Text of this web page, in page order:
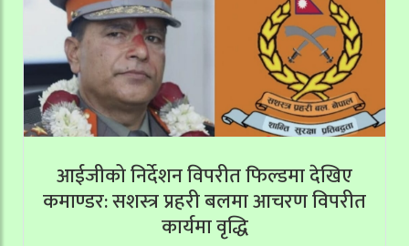
आईजीको निर्देशन विपरीत फिल्डमा देखिए
कमाण्डर: सशस्त्र प्रहरी बलमा आचरण विपरीत
कार्यमा वृद्धि